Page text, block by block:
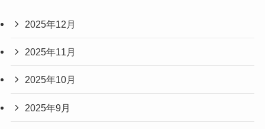
2025年12月
2025年11月
2025年10月
2025年9月